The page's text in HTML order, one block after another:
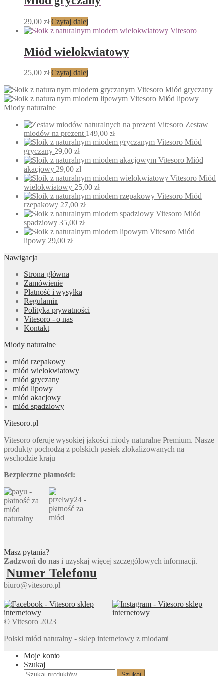
29,00 zł Czytaj dalej
Miód wielokwiatowy
25,00 zł Czytaj dalej
Miód gryczany
Miód lipowy
Miody naturalne
Zestaw
miodów na prezent 149,00 zł
Miód
gryczany 29,00 zł
Miód
akacjowy 29,00 zł
Miód
wielokwiatowy 25,00 zł
Miód
rzepakowy 27,00 zł
Miód
spadziowy 35,00 zł
Miód
lipowy 29,00 zł
Nawigacja
Strona główna
Zamówienie
Płatność i wysyłka
Regulamin
Polityka prywatności
Vitesoro - o nas
Kontakt
Miody naturalne
miód rzepakowy
miód wielokwiatowy
miód gryczany
miód lipowy
miód akacjowy
miód spadziowy
Vitesoro.pl
Vitesoro oferuje wysokiej jakości miody naturalne Premium. Nasze
produkty pochodzą z polskich pasiek zlokalizowanych na
wschodzie kraju.
Bezpieczne płatności:
Masz pytania?
Zadzwoń do nas i uzyskaj więcej szczegółowych informacji.
Numer Telefonu
biuro@vitesoro.pl
© Vitesoro 2023
Polski miód naturalny - sklep internetowy z miodami
Moje konto
Szukaj
Szukaj:
Szukaj